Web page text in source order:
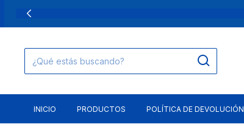
INICIO PRODUCTOS POLÍTICA DE DEVOLUCIÓN